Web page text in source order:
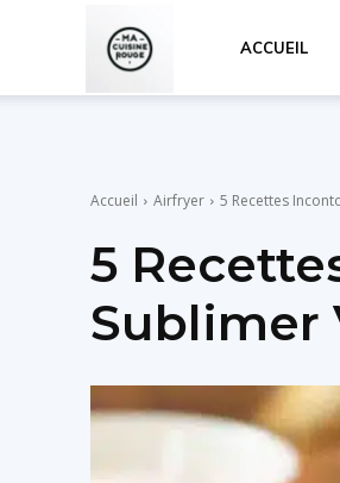
ACCUEIL
Accueil Airfryer 5 Recettes
5
Sublimer